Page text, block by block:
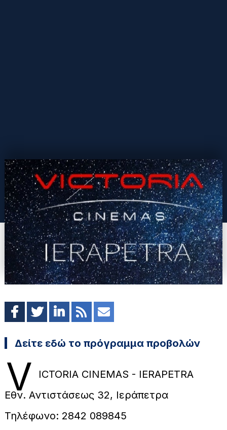
Δείτε εδώ το πρόγραμμα προβολών
V
ICTORIA CINEMAS - IERAPETRA
Εθν. Αντιστάσεως 32, Ιεράπετρα
Τηλέφωνο: 2842 089845